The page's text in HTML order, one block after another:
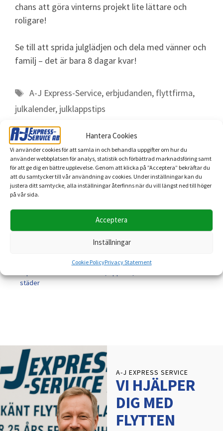
Hantera Cookies
Vi använder cookies för att samla in och behandla uppgifter om hur du
använder webbplatsen för analys, statistik och förbättrad marknadsföring samt
för att ge dig en bättre upplevelse. Genom att klicka på ”Acceptera” bekräftar du
att du samtycker till vår användning av cookies. Under inställningar kan du
justera ditt samtycke, alla inställningar återfinns när du vill längst ned till höger
på vår sida.
Acceptera
Inställningar
Cookie PolicyPrivacy Statement
chans att göra vinterns projekt lite lättare och
roligare!
Se till att sprida julglädjen och dela med vänner och
familj – det är bara 8 dagar kvar!
A-J Express-Service, erbjudanden, flyttfirma,
julkalender, julklappstips
Läs mer
Magnus – vår transportledare som får flytten att fungera
A-J Express-Service sänker priserna på utvalda flyttar 14–15
Vårstädning med A-J Express-Service – smart återbruk och
Vanliga frågor om flyttfirma – därför väljer kunder A-J
städer
A-J EXPRESS SERVICE
VI HJÄLPER
DIG MED
FLYTTEN